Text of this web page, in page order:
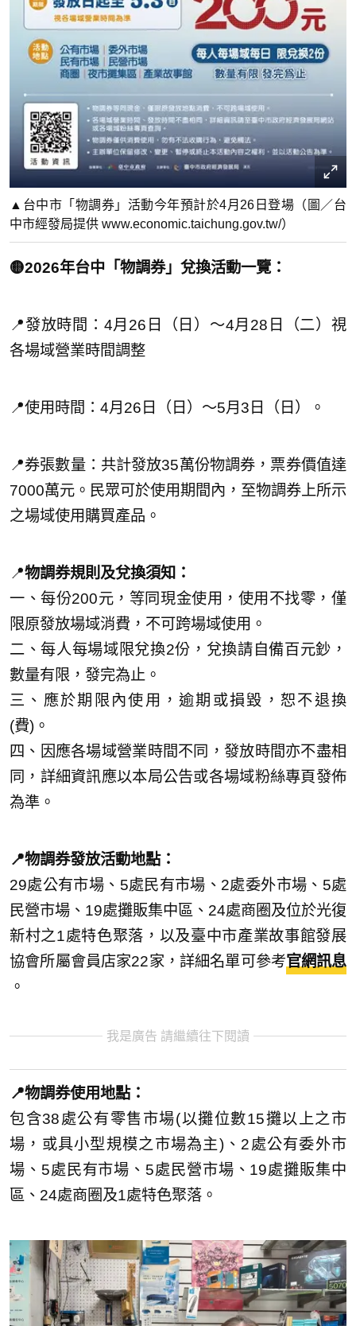
▲台中市「物調券」活動今年預計於4月26日登場（圖／台
中市經發局提供 www.economic.taichung.gov.tw/）
🟡2026年台中「物調券」兌換活動一覽：
📍發放時間：4月26日（日）～4月28日（二）視
各場域營業時間調整
📍使用時間：4月26日（日）～5月3日（日）。
📍券張數量：共計發放35萬份物調券，票券價值達
7000萬元。民眾可於使用期間內，至物調券上所示
之場域使用購買產品。
📍物調券規則及兌換須知：
一、每份200元，等同現金使用，使用不找零，僅
限原發放場域消費，不可跨場域使用。
二、每人每場域限兌換2份，兌換請自備百元鈔，
數量有限，發完為止。
三、應於期限內使用，逾期或損毀，恕不退換
(費)。
四、因應各場域營業時間不同，發放時間亦不盡相
同，詳細資訊應以本局公告或各場域粉絲專頁發佈
為準。
📍物調券發放活動地點：
29處公有市場、5處民有市場、2處委外市場、5處
民營市場、19處攤販集中區、24處商圈及位於光復
新村之1處特色聚落，以及臺中市產業故事館發展
協會所屬會員店家22家，詳細名單可參考官網訊息
。
我是廣告 請繼續往下閱讀
📍物調券使用地點：
包含38處公有零售市場(以攤位數15攤以上之市
場，或具小型規模之市場為主)、2處公有委外市
場、5處民有市場、5處民營市場、19處攤販集中
區、24處商圈及1處特色聚落。